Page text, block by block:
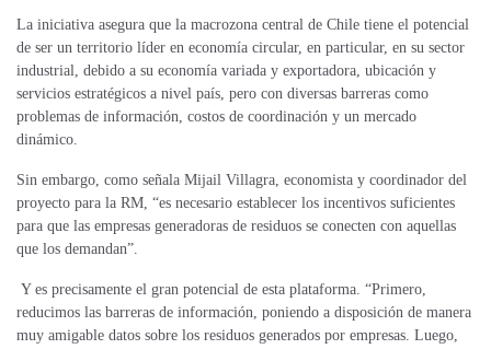
La iniciativa asegura que la macrozona central de Chile tiene el potencial
de ser un territorio líder en economía circular, en particular, en su sector
industrial, debido a su economía variada y exportadora, ubicación y
servicios estratégicos a nivel país, pero con diversas barreras como
problemas de información, costos de coordinación y un mercado
dinámico.
Sin embargo, como señala Mijail Villagra, economista y coordinador del
proyecto para la RM, “es necesario establecer los incentivos suficientes
para que las empresas generadoras de residuos se conecten con aquellas
que los demandan”.
Y es precisamente el gran potencial de esta plataforma. “Primero,
reducimos las barreras de información, poniendo a disposición de manera
muy amigable datos sobre los residuos generados por empresas. Luego,